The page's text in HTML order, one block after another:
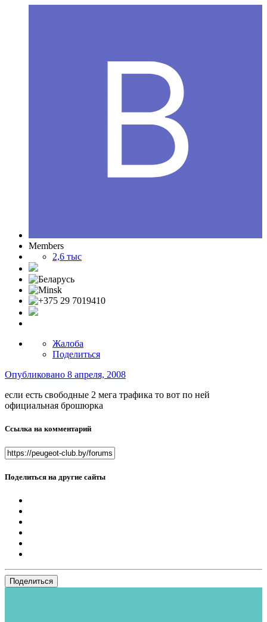
Members
2,6 тыс
Жалоба
Поделиться
Опубликовано 8 апреля, 2008
если есть свободные 2 мега трафика то вот по ней
официальная брошюрка
Ссылка на комментарий
Поделиться на другие сайты
Поделиться